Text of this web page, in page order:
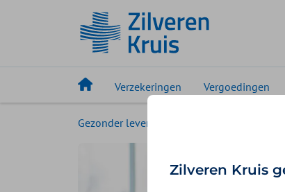
Verzekeringen Vergoedingen
Gezonder leven
Zilveren Kruis